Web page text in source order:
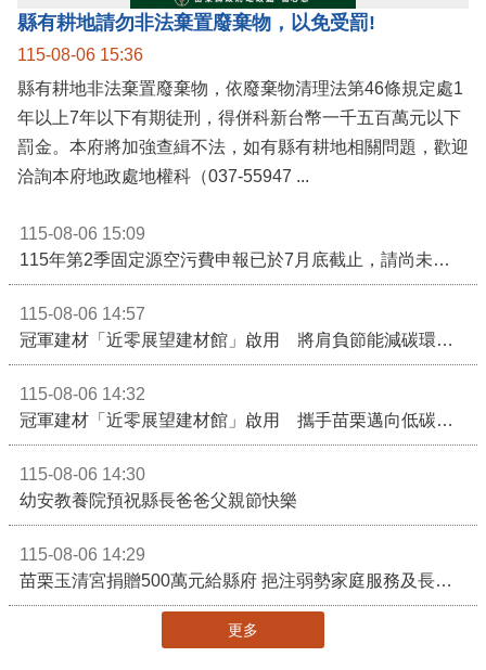
縣有耕地請勿非法棄置廢棄物，以免受罰!
115-08-06 15:36
縣有耕地非法棄置廢棄物，依廢棄物清理法第46條規定處1
年以上7年以下有期徒刑，得併科新台幣一千五百萬元以下
罰金。本府將加強查緝不法，如有縣有耕地相關問題，歡迎
115-08-06 15:09
115-08-06 14:57
115-08-06 14:32
115-08-06 14:30
幼安教養院預祝縣長爸爸父親節快樂
115-08-06 14:29
更多